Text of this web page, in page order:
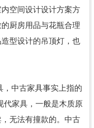
空间设计设计方案方
厨房用品与花瓶合理
型设计的吊顶灯，也
中古家具事实上指的
代家具，一般是木质原
无法有撞款的。中古